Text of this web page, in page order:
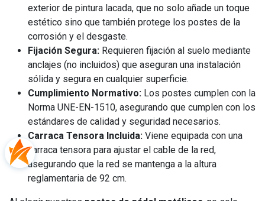
exterior de pintura lacada, que no solo añade un toque
estético sino que también protege los postes de la
corrosión y el desgaste.
Fijación Segura: Requieren fijación al suelo mediante
anclajes (no incluidos) que aseguran una instalación
sólida y segura en cualquier superficie.
Cumplimiento Normativo: Los postes cumplen con la
Norma UNE-EN-1510, asegurando que cumplen con los
estándares de calidad y seguridad necesarios.
Carraca Tensora Incluida: Viene equipada con una
carraca tensora para ajustar el cable de la red,
asegurando que la red se mantenga a la altura
reglamentaria de 92 cm.